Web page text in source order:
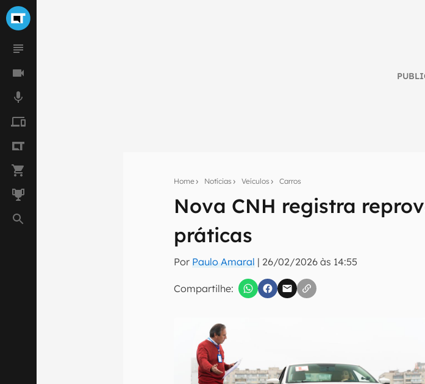
Home Notícias Veículos Carros
Nova CNH registra
práticas
Por Paulo Amaral | 26/02/2026 às 14:55
Compartilhe:
Seu resumo inteligente do mundo tech!
Assine a newsletter do Canaltech e receba
Confirmo que li, aceito e concordo com os Termos de